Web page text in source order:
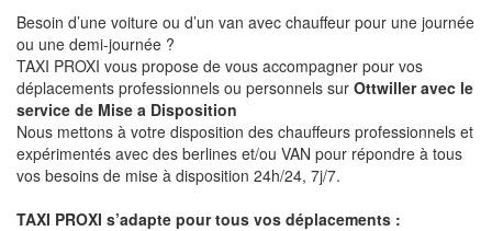
Besoin d’une voiture ou d’un van avec chauffeur pour une journée
ou une demi-journée ?
TAXI PROXI vous propose de vous accompagner pour vos
déplacements professionnels ou personnels sur Ottwiller avec le
service de Mise a Disposition
Nous mettons à votre disposition des chauffeurs professionnels et
expérimentés avec des berlines et/ou VAN pour répondre à tous
vos besoins de mise à disposition 24h/24, 7j/7.
TAXI PROXI s’adapte pour tous vos déplacements :